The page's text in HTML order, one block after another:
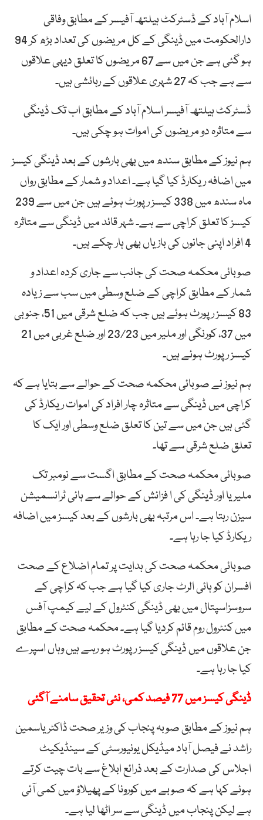
اسلام آباد کے ڈسٹرکٹ ہیلتھ آفیسر کے مطابق وفاقی
دارالحکومت میں ڈینگی کے کل مریضوں کی تعداد بڑھ کر 94
ہو گئی ہے جن میں سے 67 مریضوں کا تعلق دیہی علاقوں
سے ہے جب کہ 27 شہری علاقوں کے رہائشی ہیں۔
ڈسٹرکٹ ہیلتھ آفیسر اسلام آباد کے مطابق اب تک ڈینگی
سے متاثرہ دو مریضوں کی اموات ہو چکی ہیں۔
ہم نیوز کے مطابق سندھ میں بھی بارشوں کے بعد ڈینگی کیسز
میں اضافہ ریکارڈ کیا گیا ہے۔ اعداد و شمار کے مطابق رواں
ماہ سندھ میں 338 کیسز رپورٹ ہوئے ہیں جن میں سے 239
کیسز کا تعلق کراچی سے ہے۔ شہر قائد میں ڈینگی سے متاثرہ
4 افراد اپنی جانوں کی بازیاں بھی ہار چکے ہیں۔
صوبائی محکمہ صحت کی جانب سے جاری کردہ اعداد و
شمار کے مطابق کراچی کے ضلع وسطی میں سب سے زیادہ
83 کیسز رپورٹ ہوئے ہیں جب کہ ضلع شرقی میں 51، جنوبی
میں 37، کورنگی اور ملیر میں 23/23 اور ضلع غربی میں 21
کیسز رپورٹ ہوئے ہیں۔
ہم نیوز نے صوبائی محکمہ صحت کے حوالے سے بتایا ہے کہ
کراچی میں ڈینگی سے متاثرہ چار افراد کی اموات ریکارڈ کی
گئی ہیں جن میں سے تین کا تعلق ضلع وسطی اور ایک کا
تعلق ضلع شرقی سے تھا۔
صوبائی محکمہ صحت کے مطابق اگست سے نومبر تک
ملیریا اور ڈینگی کی ا فزائش کے حوالے سے ہائی ٹرانسمیشن
سیزن رہتا ہے۔ اس مرتبہ بھی بارشوں کے بعد کیسز میں اضافہ
ریکارڈ کیا جا رہا ہے۔
صوبائی محکمہ صحت کی ہدایت پر تمام اضلاع کے صحت
افسران کو ہائی الرٹ جاری کیا گیا ہے جب کہ کراچی کے
سروسزاسپتال میں بھی ڈینگی کنٹرول کے لیے کیمپ آفس
میں کنٹرول روم قائم کردیا گیا ہے۔ محکمہ صحت کے مطابق
جن علاقوں میں ڈینگی کیسز رپورٹ ہو رہے ہیں وہاں اسپرے
کیا جا رہا ہے۔
ڈینگی کیسز میں 77 فیصد کمی، نئی تحقیق سامنے آگئی
ہم نیوز کے مطابق صوبہ پنجاب کی وزیر صحت ڈاکٹر یاسمین
راشد نے فیصل آباد میڈیکل یونیورسٹی کے سینڈیکیٹ
اجلاس کی صدارت کے بعد ذرائع ابلاغ سے بات چیت کرتے
ہوئے کہا ہے کہ صوبے میں کورونا کے پھیلاؤ میں کمی آئی
ہے لیکن پنجاب میں ڈینگی سے سر اٹھا لیا ہے۔